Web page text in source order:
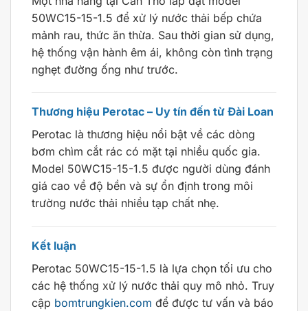
50WC15-15-1.5 để xử lý nước thải bếp chứa
mảnh rau, thức ăn thừa. Sau thời gian sử dụng,
hệ thống vận hành êm ái, không còn tình trạng
nghẹt đường ống như trước.
Thương hiệu Perotac – Uy tín đến từ Đài Loan
Perotac là thương hiệu nổi bật về các dòng
bơm chìm cắt rác có mặt tại nhiều quốc gia.
Model 50WC15-15-1.5 được người dùng đánh
giá cao về độ bền và sự ổn định trong môi
trường nước thải nhiều tạp chất nhẹ.
Kết luận
Perotac 50WC15-15-1.5 là lựa chọn tối ưu cho
các hệ thống xử lý nước thải quy mô nhỏ. Truy
cập bomtrungkien.com để được tư vấn và báo